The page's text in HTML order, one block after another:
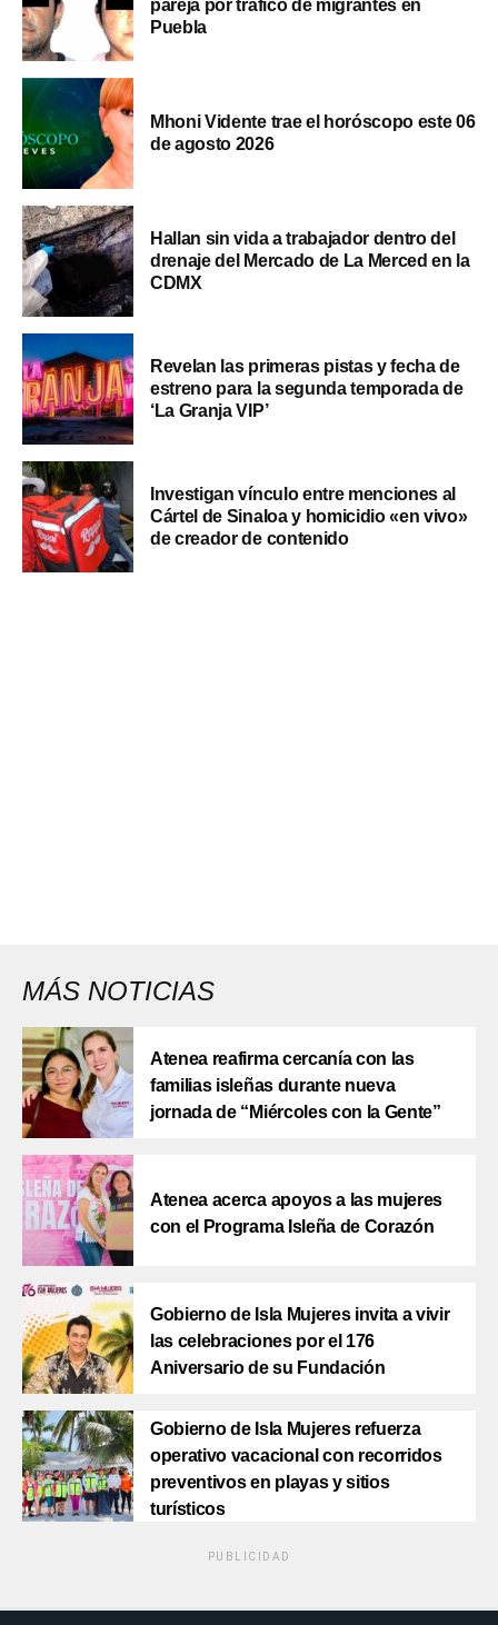
pareja por tráfico de migrantes en
Puebla
Mhoni Vidente trae el horóscopo este 06
de agosto 2026
Hallan sin vida a trabajador dentro del
drenaje del Mercado de La Merced en la
CDMX
Revelan las primeras pistas y fecha de
estreno para la segunda temporada de
‘La Granja VIP’
Investigan vínculo entre menciones al
Cártel de Sinaloa y homicidio «en vivo»
de creador de contenido
MÁS NOTICIAS
Atenea reafirma cercanía con las
familias isleñas durante nueva
jornada de “Miércoles con la Gente”
Atenea acerca apoyos a las mujeres
con el Programa Isleña de Corazón
Gobierno de Isla Mujeres invita a vivir
las celebraciones por el 176
Aniversario de su Fundación
Gobierno de Isla Mujeres refuerza
operativo vacacional con recorridos
preventivos en playas y sitios
turísticos
PUBLICIDAD